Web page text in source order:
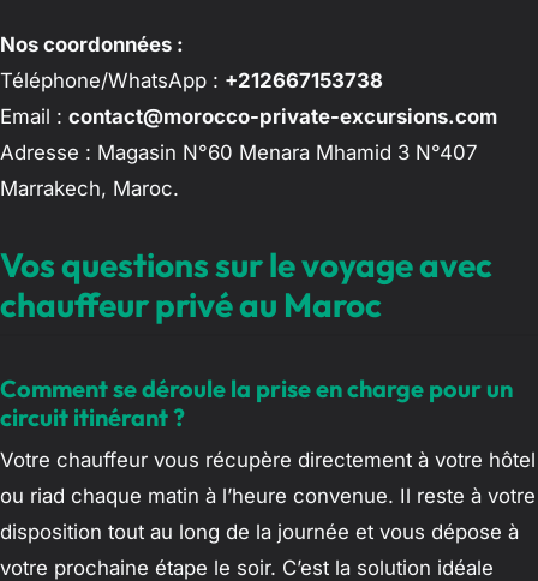
Nos coordonnées :
Téléphone/WhatsApp : +212667153738
Email : contact@morocco-private-excursions.com
Adresse : Magasin N°60 Menara Mhamid 3 N°407
Marrakech, Maroc.
Vos questions sur le voyage avec
chauffeur privé au Maroc
Comment se déroule la prise en charge pour un
circuit itinérant ?
Votre chauffeur vous récupère directement à votre hôtel
ou riad chaque matin à l’heure convenue. Il reste à votre
disposition tout au long de la journée et vous dépose à
votre prochaine étape le soir. C’est la solution idéale